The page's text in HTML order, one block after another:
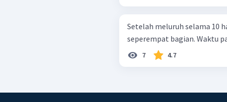
Setelah meluruh selama 10
seperempat bagian. Waktu
7 4.7